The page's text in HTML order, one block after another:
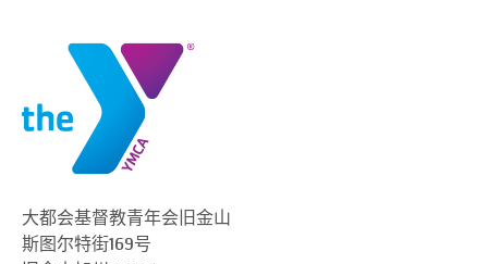
大都会基督教青年会 旧金山
斯图尔特街169号